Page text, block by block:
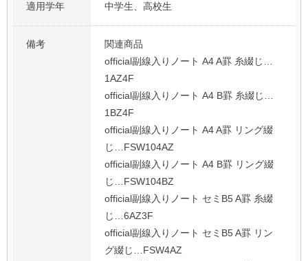
適用学年 中学生、高校生
備考
関連商品
official副線入りノート A4 A罫 糸綴じ…
1AZ4F
official副線入りノート A4 B罫 糸綴じ…
1BZ4F
official副線入りノート A4 A罫 リング綴
じ…FSW104AZ
official副線入りノート A4 B罫 リング綴
じ…FSW104BZ
official副線入りノート セミB5 A罫 糸綴
じ…6AZ3F
official副線入りノート セミB5 A罫 リン
グ綴じ…FSW4AZ